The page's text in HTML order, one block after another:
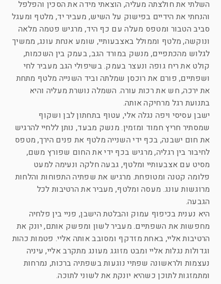
השלתי את חולצתה מעליה, הוצאתי מידה את הסכין והפלפל
והנחתי את הידיים בפישוק על השיש, מעביר יד, מלטף ומעגל
סביב הטבור ומטפס מעלה עם כף היד, מרגיש פטמה מלאה
ונוקשה, מלטף וממולל באצבעותיי, שומע אנחת עונג, ממשיך
לגלוש מהכתפיים, מנשק במורד הגב, בעמק בין השכמות,
קולט את ריח גופה ונעצר בעמק. בשיפולי הגב מעביר לחי
ושפתיים, פורם את רוכסן שמלתה וביד השנייה מלטף מתחת
את ירכה, חש את רכות עורה. השמלה נושרת מעליה והיא
בתנועת רגל מרחיקה אותה.
ישבן עסיסי ויפה נגלה אלי, עטוף בתחתון לבן ושקוף
שמסתיר חריץ חמוד ומזמין. מנשק מבעד, נותן ללחיי להרגיש
את חום ישבנה, בכף ידי השנייה מלטף את פנים הירך, מטפס
לחיבור בין רגליה, מרגיש בכף ידי את החום שפורץ משם,
מסיט עם אצבעותיי ומלטף, גבעה חלקה ונעימה למעט
פלומה קטנה ומטופחת. מרגיש את שפתיה התפוחות והלחות
מרוגשות עונג. מעסה ומלטף, מעביר את הרטיבות לכל
הגבעה.
היא נענית בכיפוף עמוק והבלטת הישבן, פניי בין פלחיה
מחפשות את השפתיים. מעביר לשון ומפשק אותם, יונק את
הרטיבות אליי, באחת מזדקף ומסובב אותה אליי. פטמות כהות
וגדולות נגלות אליי ומבט מזוגג מעונג מתקרב אליי, עיניה
נעצמות ולראשונה שפתיי נוגעות בשפתיה ברכות, נמרחות
ומתמזגות לתוכן כשהיא יונקת את לשוני לתוכה.